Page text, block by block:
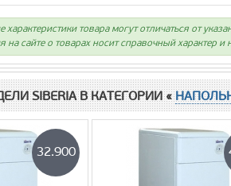
характеристики товара могут отличаться от
на сайте о товарах носит справочный характер
SIBERIA В КАТЕГОРИИ «
32.900